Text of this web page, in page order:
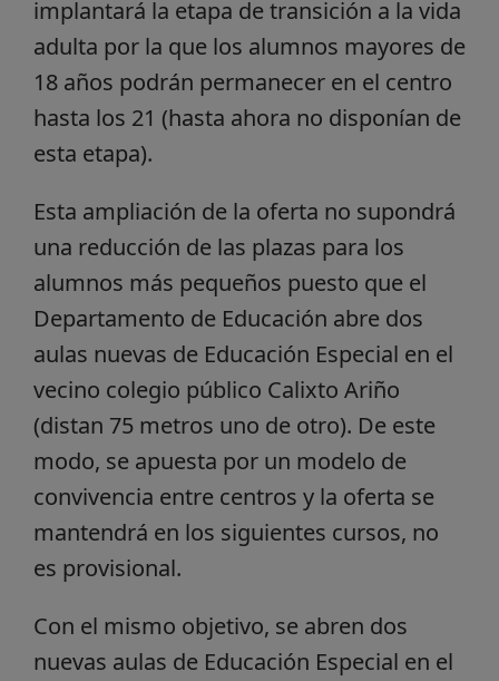
implantará la etapa de transición a la vida
adulta por la que los alumnos mayores de
18 años podrán permanecer en el centro
hasta los 21 (hasta ahora no disponían de
esta etapa).
Esta ampliación de la oferta no supondrá
una reducción de las plazas para los
alumnos más pequeños puesto que el
Departamento de Educación abre dos
aulas nuevas de Educación Especial en el
vecino colegio público Calixto Ariño
(distan 75 metros uno de otro). De este
modo, se apuesta por un modelo de
convivencia entre centros y la oferta se
mantendrá en los siguientes cursos, no
es provisional.
Con el mismo objetivo, se abren dos
nuevas aulas de Educación Especial en el